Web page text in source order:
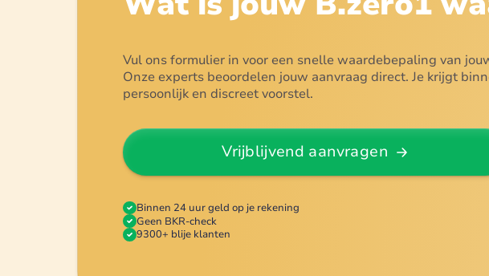
Vul ons formulier in voor een snelle waardebepaling van
Onze experts beoordelen jouw aanvraag direct. Je krijgt
persoonlijk en discreet voorstel.
Vrijblijvend aanvragen
Binnen 24 uur geld op je rekening
Geen BKR-check
9300+ blije klanten